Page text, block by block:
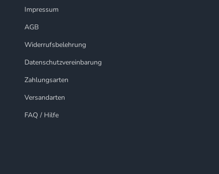
Impressum
AGB
Widerrufsbelehrung
Datenschutzvereinbarung
Zahlungsarten
Versandarten
FAQ / Hilfe